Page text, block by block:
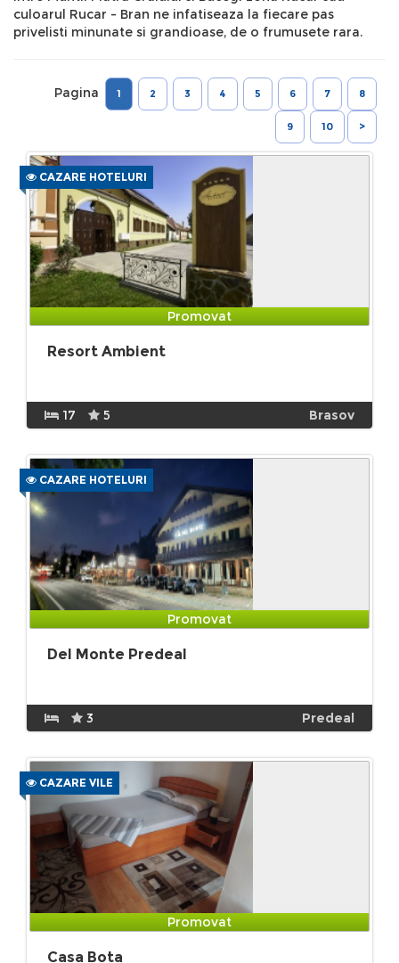
culoarul Rucar - Bran ne infatiseaza la fiecare pas
privelisti minunate si grandioase, de o frumusete rara.
Pagina 1 2 3 4 5 6 7 8
9 10 >
CAZARE HOTELURI
Promovat
Resort Ambient
17 5 Brasov
CAZARE HOTELURI
Promovat
Del Monte Predeal
3 Predeal
CAZARE VILE
Promovat
Casa Bota